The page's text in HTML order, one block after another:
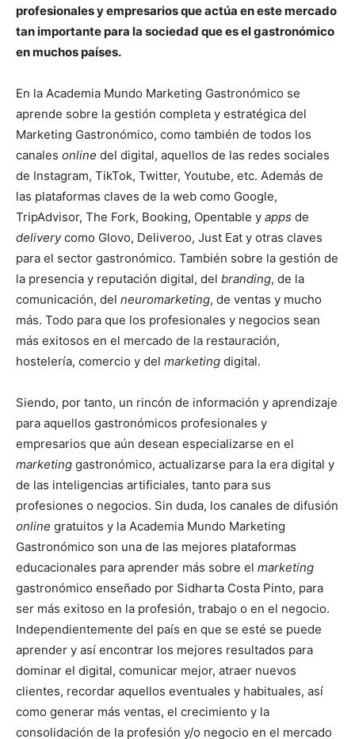
profesionales y empresarios que actúa en este mercado
tan importante para la sociedad que es el gastronómico
en muchos países.
En la Academia Mundo Marketing Gastronómico se
aprende sobre la gestión completa y estratégica del
Marketing Gastronómico, como también de todos los
canales online del digital, aquellos de las redes sociales
de Instagram, TikTok, Twitter, Youtube, etc. Además de
las plataformas claves de la web como Google,
TripAdvisor, The Fork, Booking, Opentable y apps de
deliverycomo Glovo, Deliveroo, Just Eat y otras claves
para el sector gastronómico. También sobre la gestión de
la presencia y reputación digital, del branding, de la
comunicación, del neuromarketing, de ventas y mucho
más. Todo para que los profesionales y negocios sean
más exitosos en el mercado de la restauración,
hostelería, comercio y del marketing digital.
Siendo, por tanto, un rincón de información y aprendizaje
para aquellos gastronómicos profesionales y
empresarios que aún desean especializarse en el
marketing gastronómico, actualizarse para la era digital y
de las inteligencias artificiales, tanto para sus
profesiones o negocios. Sin duda, los canales de difusión
online gratuitos y la Academia Mundo Marketing
Gastronómico son una de las mejores plataformas
educacionales para aprender más sobre el marketing
gastronómico enseñado por Sidharta Costa Pinto, para
ser más exitoso en la profesión, trabajo o en el negocio.
Independientemente del país en que se esté se puede
aprender y así encontrar los mejores resultados para
dominar el digital, comunicar mejor, atraer nuevos
clientes, recordar aquellos eventuales y habituales, así
como generar más ventas, el crecimiento y la
consolidación de la profesión y/o negocio en el mercado